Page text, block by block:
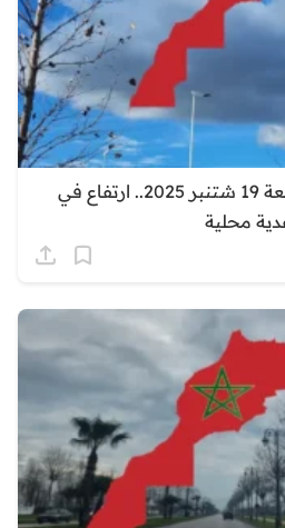
طقس المغرب اليوم الجمعة 19 شتنبر 2025.. ارتفاع في
محلية